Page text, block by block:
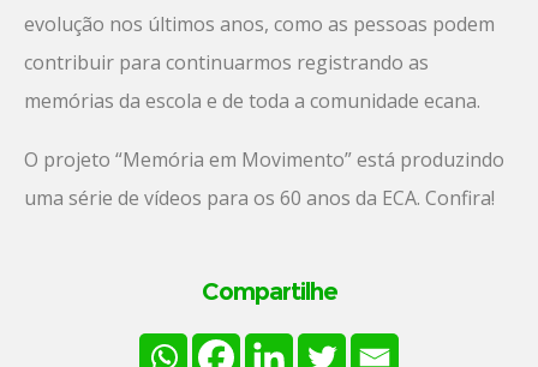
evolução nos últimos anos, como as pessoas podem
contribuir para continuarmos registrando as
memórias da escola e de toda a comunidade ecana.
O projeto “Memória em Movimento” está produzindo
uma série de vídeos para os 60 anos da ECA. Confira!
Compartilhe